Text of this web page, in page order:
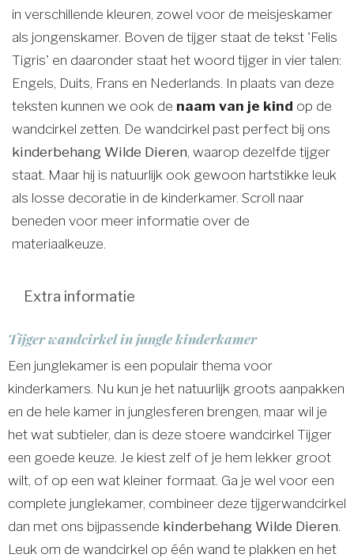
in verschillende kleuren, zowel voor de meisjeskamer
als jongenskamer. Boven de tijger staat de tekst 'Felis
Tigris' en daaronder staat het woord tijger in vier talen:
Engels, Duits, Frans en Nederlands. In plaats van deze
teksten kunnen we ook de naam van je kind op de
wandcirkel zetten. De wandcirkel past perfect bij ons
kinderbehang Wilde Dieren, waarop dezelfde tijger
staat. Maar hij is natuurlijk ook gewoon hartstikke leuk
als losse decoratie in de kinderkamer. Scroll naar
beneden voor meer informatie over de
materiaalkeuze.
Extra informatie
Tijger wandcirkel in jungle kinderkamer
Een junglekamer is een populair thema voor
kinderkamers. Nu kun je het natuurlijk groots aanpakken
en de hele kamer in junglesferen brengen, maar wil je
het wat subtieler, dan is deze stoere wandcirkel Tijger
een goede keuze. Je kiest zelf of je hem lekker groot
wilt, of op een wat kleiner formaat. Ga je wel voor een
complete junglekamer, combineer deze tijgerwandcirkel
dan met ons bijpassende kinderbehang Wilde Dieren.
Leuk om de wandcirkel op één wand te plakken en het